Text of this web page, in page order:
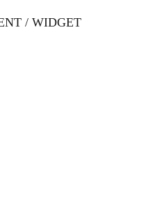
/ WIDGET